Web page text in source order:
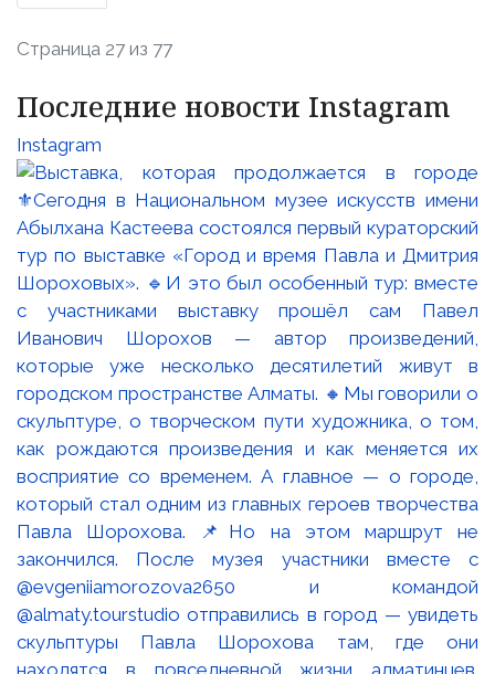
Страница 27 из 77
Последние новости Instagram
Instagram